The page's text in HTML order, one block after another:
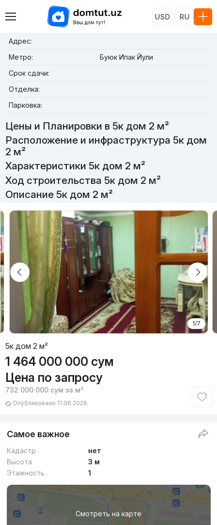
USD RU
Адрес:
Метро:
Буюк Ипак Йули
Срок сдачи:
Отделка:
Парковка:
Цены и Планировки в 5к дом 2 м²
Расположение и инфраструктура 5к дом
2 м²
Характеристики 5к дом 2 м²
Ход строительства 5к дом 2 м²
Описание 5к дом 2 м²
1/7
5к дом 2 м²
1 464 000 000 сум
Цена по запросу
732 000 000 сум за м²
Опубликовано 11.06.2026
Самое важное
Кадастр
нет
Высота
3 м
Этажность
1
Смотреть на карте